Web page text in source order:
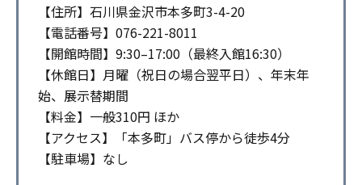
【住所】石川県金沢市本多町3-4-20
【電話番号】076-221-8011
【開館時間】9:30–17:00（最終入館16:30）
【休館日】月曜（祝日の場合翌平日）、年末年
始、展示替期間
【料金】一般310円 ほか
【アクセス】「本多町」バス停から徒歩4分
【駐車場】なし